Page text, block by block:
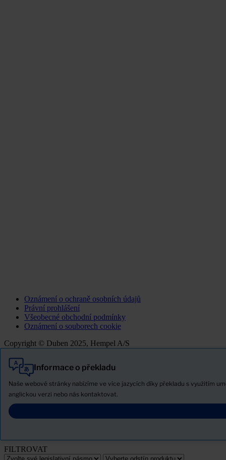
Oznámení o ochraně osobních údajů
Právní prohlášení
Všeobecné obchodní podmínky
Oznámení o souborech cookie
Copyright © Duben 2025, Hempel A/S
Informace o překladu
Naše webové stránky nabízíme ve více jazycích díky překladu s využitím
anglickou verzi nebo nás kontaktovat.
Vše
Produkty
Stáhněte si bezpečnostní list
FILTROVAT